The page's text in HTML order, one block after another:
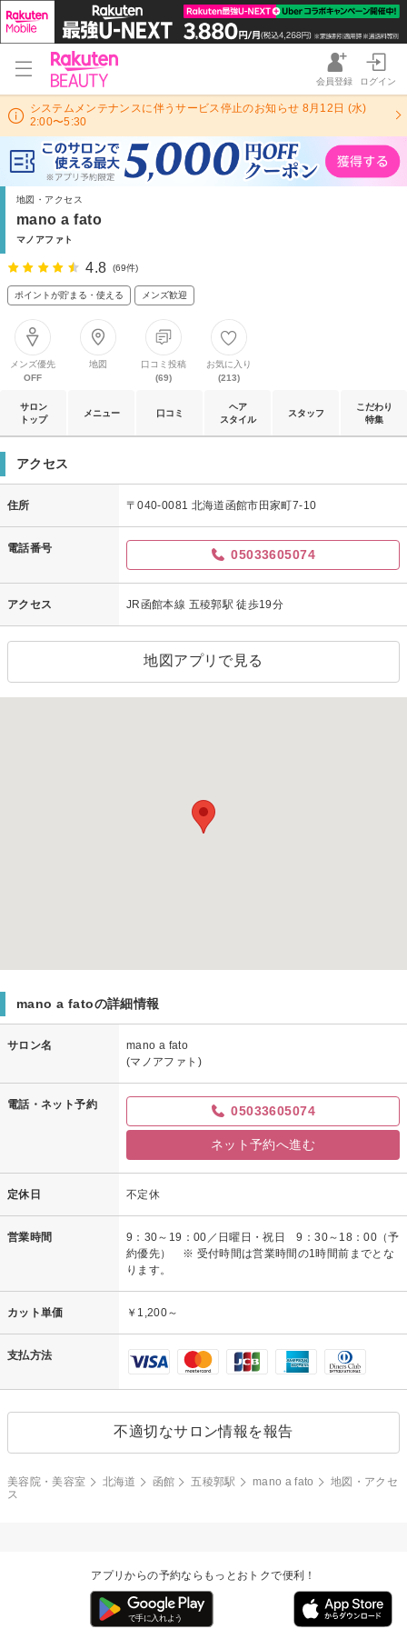
会員登録 ログイン
システムメンテナンスに伴うサービス停止のお知らせ 8月12日 (水)
2:00〜5:30
地図・アクセス
mano a fato
マノアファト
4.8 (69件)
ポイントが貯まる・使える メンズ歓迎
メンズ優先
OFF
地図
口コミ投稿
(69)
お気に入り
(213)
サロン
トップ
メニュー 口コミ
ヘア
スタイル
スタッフ
こだわり
特集
アクセス
住所 〒040-0081 北海道函館市田家町7-10
電話番号 05033605074
アクセス JR函館本線 五稜郭駅 徒歩19分
地図アプリで見る
mano a fatoの詳細情報
サロン名
mano a fato
(マノアファト)
電話・ネット予約 05033605074
ネット予約へ進む
定休日 不定休
営業時間
9：30～19：00／日曜日・祝日 9：30～18：00（予
約優先） ※ 受付時間は営業時間の1時間前までとな
ります。
カット単価 ￥1,200～
支払方法
不適切なサロン情報を報告
美容院・美容室 北海道 函館 五稜郭駅 mano a fato
地図・アクセ
ス
アプリからの予約ならもっとおトクで便利！